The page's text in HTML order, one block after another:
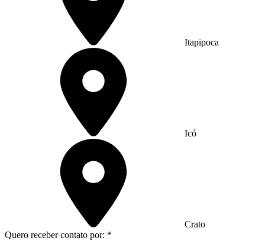
Itapipoca
Icó
Crato
Quero receber contato por: *